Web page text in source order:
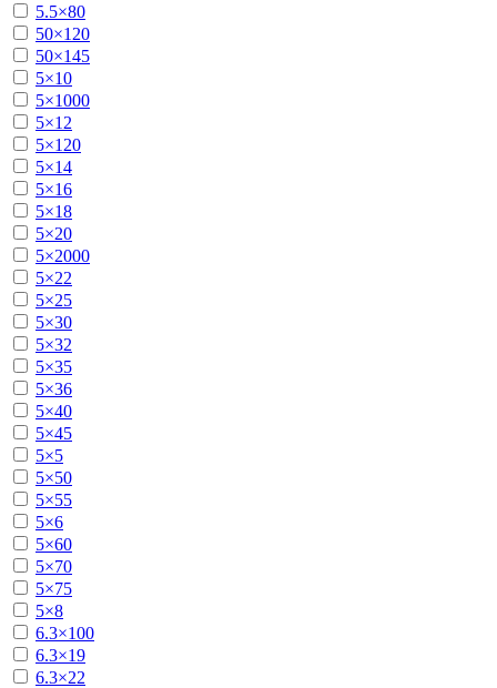
5.5×80
50×120
50×145
5×10
5×1000
5×12
5×120
5×14
5×16
5×18
5×20
5×2000
5×22
5×25
5×30
5×32
5×35
5×36
5×40
5×45
5×5
5×50
5×55
5×6
5×60
5×70
5×75
5×8
6.3×100
6.3×19
6.3×22